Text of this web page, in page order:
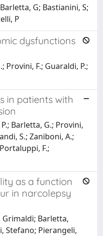
G; Bastianini, S;
P
dysfunctions
Provini, F.; Guaraldi, P.;
in patients with
Barletta, G.; Provini,
S.; Zaniboni, A.;
F.;
as a function
in narcolepsy
Grimaldi; Barletta,
Stefano; Pierangeli,